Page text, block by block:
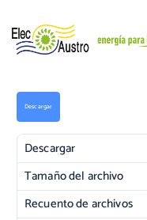
Descargar
Descargar
Tamaño del archivo
Recuento de archivos